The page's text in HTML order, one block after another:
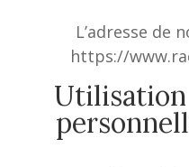
L’adresse de
https://
Utilisation